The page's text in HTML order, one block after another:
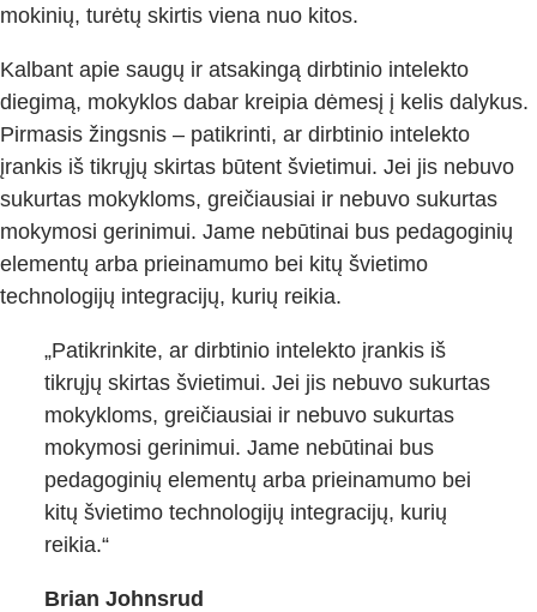
mokinių, turėtų skirtis viena nuo kitos.
Kalbant apie saugų ir atsakingą dirbtinio intelekto
diegimą, mokyklos dabar kreipia dėmesį į kelis dalykus.
Pirmasis žingsnis – patikrinti, ar dirbtinio intelekto
įrankis iš tikrųjų skirtas būtent švietimui. Jei jis nebuvo
sukurtas mokykloms, greičiausiai ir nebuvo sukurtas
mokymosi gerinimui. Jame nebūtinai bus pedagoginių
elementų arba prieinamumo bei kitų švietimo
technologijų integracijų, kurių reikia.
„Patikrinkite, ar dirbtinio intelekto įrankis iš
tikrųjų skirtas švietimui. Jei jis nebuvo sukurtas
mokykloms, greičiausiai ir nebuvo sukurtas
mokymosi gerinimui. Jame nebūtinai bus
pedagoginių elementų arba prieinamumo bei
kitų švietimo technologijų integracijų, kurių
reikia.“
Brian Johnsrud